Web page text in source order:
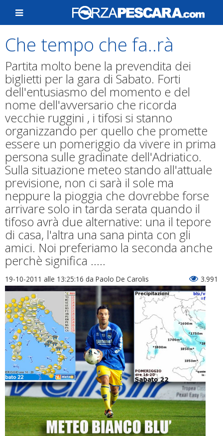
Che tempo che fa..rà
Partita molto bene la prevendita dei
biglietti per la gara di Sabato. Forti
dell'entusiasmo del momento e del
nome dell'avversario che ricorda
vecchie ruggini , i tifosi si stanno
organizzando per quello che promette
essere un pomeriggio da vivere in prima
persona sulle gradinate dell'Adriatico.
Sulla situazione meteo stando all'attuale
previsione, non ci sarà il sole ma
neppure la pioggia che dovrebbe forse
arrivare solo in tarda serata quando il
tifoso avrà due alternative: una il tepore
di casa, l'altra una sana pinta con gli
amici. Noi preferiamo la seconda anche
perchè significa .....
19-10-2011 alle 13:25:16 da Paolo De Carolis 3.991